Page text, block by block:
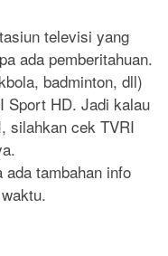
televisi yang
ada pemberitahuan.
badminton, dll)
Sport HD. Jadi kalau
silahkan cek TVRI
tambahan info